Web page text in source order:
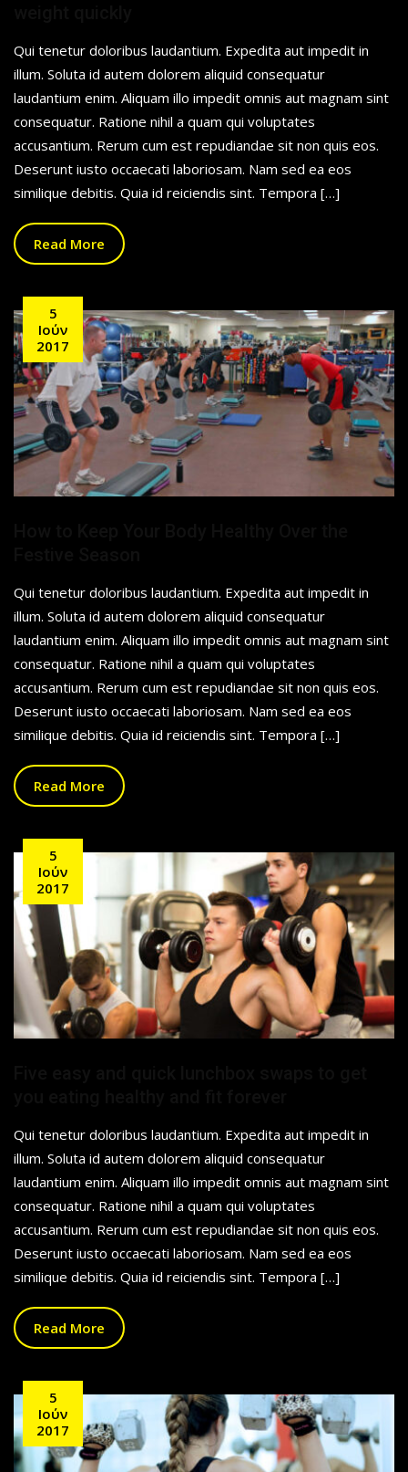
Qui tenetur doloribus laudantium. Expedita aut impedit in
illum. Soluta id autem dolorem aliquid consequatur
laudantium enim. Aliquam illo impedit omnis aut magnam sint
consequatur. Ratione nihil a quam qui voluptates
accusantium. Rerum cum est repudiandae sit non quis eos.
Deserunt iusto occaecati laboriosam. Nam sed ea eos
similique debitis. Quia id reiciendis sint. Tempora […]
Read More
5
Ιούν
2017
Qui tenetur doloribus laudantium. Expedita aut impedit in
illum. Soluta id autem dolorem aliquid consequatur
laudantium enim. Aliquam illo impedit omnis aut magnam sint
consequatur. Ratione nihil a quam qui voluptates
accusantium. Rerum cum est repudiandae sit non quis eos.
Deserunt iusto occaecati laboriosam. Nam sed ea eos
similique debitis. Quia id reiciendis sint. Tempora […]
Read More
5
Ιούν
2017
Qui tenetur doloribus laudantium. Expedita aut impedit in
illum. Soluta id autem dolorem aliquid consequatur
laudantium enim. Aliquam illo impedit omnis aut magnam sint
consequatur. Ratione nihil a quam qui voluptates
accusantium. Rerum cum est repudiandae sit non quis eos.
Deserunt iusto occaecati laboriosam. Nam sed ea eos
similique debitis. Quia id reiciendis sint. Tempora […]
Read More
5
Ιούν
2017